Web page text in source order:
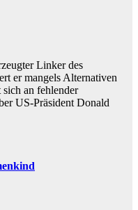
Linker des
er mangels Alternativen
an fehlender
US-Präsident Donald